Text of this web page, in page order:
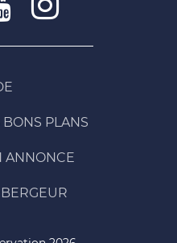
PLANS
ANNONCE